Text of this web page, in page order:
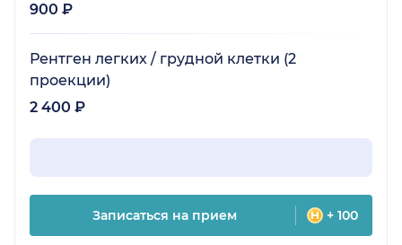
900 ₽
Рентген легких / грудной клетки (2
проекции)
2 400 ₽
Записаться на прием + 100